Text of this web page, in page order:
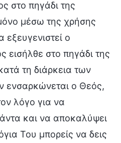
στο πηγάδι της
μέσω της χρήσης
ο
στο πηγάδι της
τη διάρκεια των
ενσαρκώνεται ο Θεός,
λόγο για να
και να αποκαλύψει
Του μπορείς να δεις